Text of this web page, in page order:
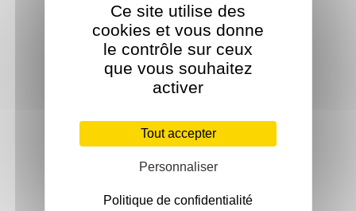
Ce site utilise des
cookies et vous donne
le contrôle sur ceux
que vous souhaitez
activer
Tout accepter
Personnaliser
Politique de confidentialité